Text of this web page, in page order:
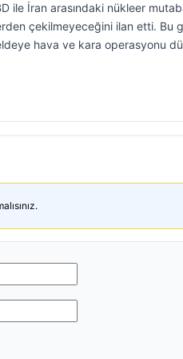
ile İran arasındaki nükleer
çekilmeyeceğini ilan etti. Bu
hava ve kara operasyonu